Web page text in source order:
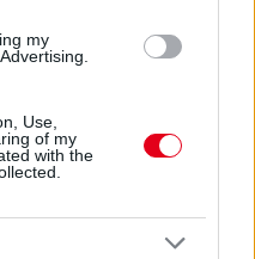
my
Use,
of my
with the
az összetettben is nagyot
Nikola Tsolov ugyanis a
most hetedik lett, így a
hiszen az olasz csak
20 egység – azaz
a mogyoródi forduló után.
a főversenyt: az Audi
összeért a pole-ból